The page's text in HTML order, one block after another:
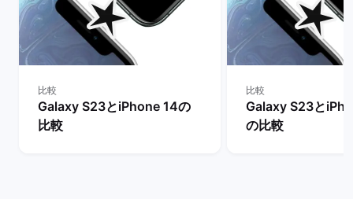
比較
Galaxy S23とiPhone 14の
比較
比較
Galaxy S23と
の比較